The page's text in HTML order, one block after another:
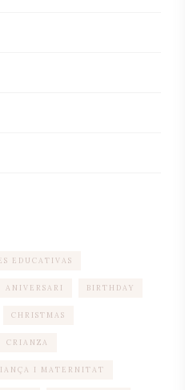
EDUCATIVAS
ANIVERSARI BIRTHDAY
CHRISTMAS
CRIANZA
I MATERNITAT